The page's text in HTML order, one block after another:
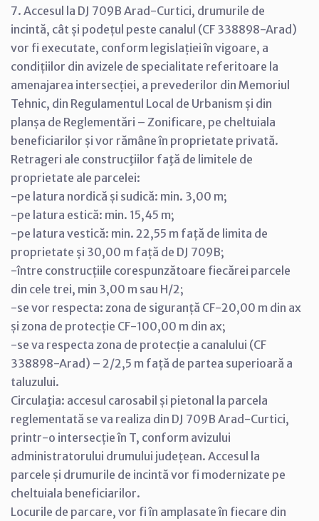
7. Accesul la DJ 709B Arad-Curtici, drumurile de
incintă, cât și podețul peste canalul (CF 338898-Arad)
vor fi executate, conform legislației în vigoare, a
condițiilor din avizele de specialitate referitoare la
amenajarea intersecției, a prevederilor din Memoriul
Tehnic, din Regulamentul Local de Urbanism și din
planșa de Reglementări – Zonificare, pe cheltuiala
beneficiarilor și vor rămâne în proprietate privată.
Retrageri ale construcţiilor faţă de limitele de
proprietate ale parcelei:
-pe latura nordică și sudică: min. 3,00 m;
-pe latura estică: min. 15,45 m;
-pe latura vestică: min. 22,55 m față de limita de
proprietate și 30,00 m față de DJ 709B;
-între construcțiile corespunzătoare fiecărei parcele
din cele trei, min 3,00 m sau H/2;
-se vor respecta: zona de siguranță CF-20,00 m din ax
și zona de protecție CF-100,00 m din ax;
-se va respecta zona de protecție a canalului (CF
338898-Arad) – 2/2,5 m față de partea superioară a
taluzului.
Circulaţia: accesul carosabil și pietonal la parcela
reglementată se va realiza din DJ 709B Arad-Curtici,
printr-o intersecție în T, conform avizului
administratorului drumului județean. Accesul la
parcele și drumurile de incintă vor fi modernizate pe
cheltuiala beneficiarilor.
Locurile de parcare, vor fi în amplasate în fiecare din